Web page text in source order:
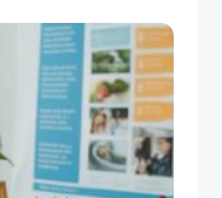
Карасев.